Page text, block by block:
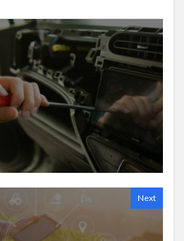
Next